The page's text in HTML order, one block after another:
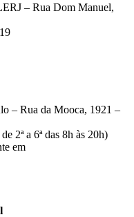
– Rua Dom Manuel,
– Rua da Mooca, 1921 –
2ª a 6ª das 8h às 20h)
em